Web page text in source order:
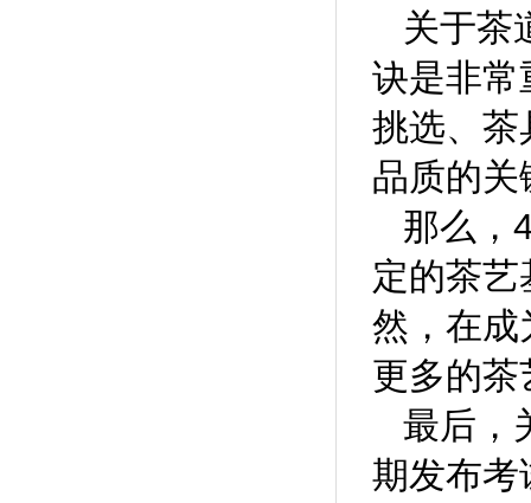
关于茶
诀是非常
挑选、茶
品质的关
那么，
定的茶
然，在成
更多的茶
最后，
期发布考